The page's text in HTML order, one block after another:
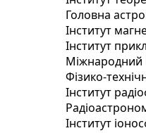
Головна
Інститут
Інститут
Міжнародний
Фізико-
Інститут
Інститут